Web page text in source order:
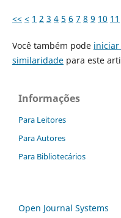
<< < 1 2 3 4 5 6 7 8 9 10 11
Você também pode iniciar
similaridadepara este
Informações
Para Leitores
Para Autores
Para Bibliotecários
Open Journal Systems